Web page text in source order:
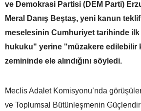
ve Demokrasi Partisi (DEM Parti)
Meral Danış Beştaş, yeni kanun
meselesinin Cumhuriyet tarihinde
hukuku" yerine "müzakere edilebilir
zemininde ele alındığını söyledi.
Meclis Adalet Komisyonu’nda
ve Toplumsal Bütünleşmenin